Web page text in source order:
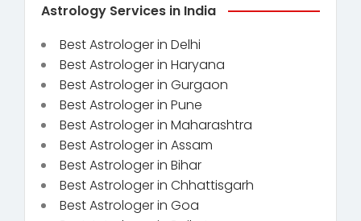
Astrology Services in India
Best Astrologer in Delhi
Best Astrologer in Haryana
Best Astrologer in Gurgaon
Best Astrologer in Pune
Best Astrologer in Maharashtra
Best Astrologer in Assam
Best Astrologer in Bihar
Best Astrologer in Chhattisgarh
Best Astrologer in Goa